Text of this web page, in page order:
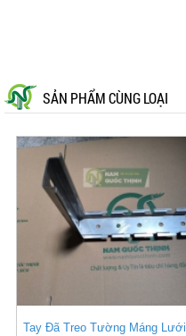
SẢN PHẨM CÙNG LOẠI
Tay Đã Treo Tường Máng Lưới